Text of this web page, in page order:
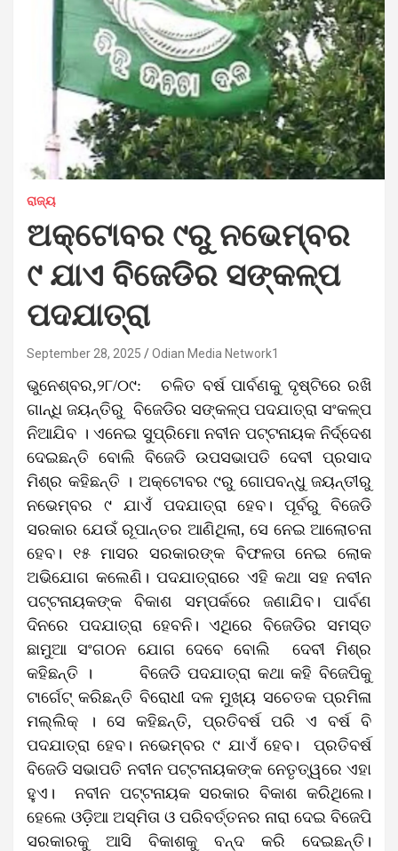
ରାଜ୍ୟ
ଅକ୍ଟୋବର ୯ରୁ ନଭେମ୍ବର
୯ ଯାଏ ବିଜେଡିର ସଙ୍କଳ୍ପ
ପଦଯାତ୍ରା
September 28, 2025 Odian Media Network1
ଭୁନେଶ୍ବର,୨୮/୦୯:
ଚଳିତ ବର୍ଷ ପାର୍ବଣକୁ ଦୃଷ୍ଟିରେ ରଖି
ଗାନ୍ଧି ଜୟନ୍ତିରୁ ବିଜେଡିର ସଙ୍କଳ୍ପ ପଦଯାତ୍ରା ସଂକଳ୍ପ
ନିଆଯିବ । ଏନେଇ ସୁପ୍ରିମୋ ନବୀନ ପଟ୍ଟନାୟକ ନିର୍ଦ୍ଦେଶ
ଦେଇଛନ୍ତି ବୋଲି ବିଜେଡି ଉପସଭାପତି ଦେବୀ ପ୍ରସାଦ
ମିଶ୍ର କହିଛନ୍ତି । ଅକ୍ଟୋବର ୯ରୁ ଗୋପବନ୍ଧୁ ଜୟନ୍ତୀରୁ
ନଭେମ୍ବର ୯ ଯାଏଁ ପଦଯାତ୍ରା ହେବ। ପୂର୍ବରୁ ବିଜେଡି
ସରକାର ଯେଉଁ ରୂପାନ୍ତର ଆଣିଥିଲା, ସେ ନେଇ ଆଲୋଚନା
ହେବ। ୧୫ ମାସର ସରକାରଙ୍କ ବିଫଳତା ନେଇ ଲୋକ
ଅଭିଯୋଗ କଲେଣି। ପଦଯାତ୍ରାରେ ଏହି କଥା ସହ ନବୀନ
ପଟ୍ଟନାୟକଙ୍କ ବିକାଶ ସମ୍ପର୍କରେ ଜଣାଯିବ। ପାର୍ବଣ
ଦିନରେ ପଦଯାତ୍ରା ହେବନି। ଏଥିରେ ବିଜେଡିର ସମସ୍ତ
ଛାମୁଆ ସଂଗଠନ ଯୋଗ ଦେବେ ବୋଲି ଦେବୀ ମିଶ୍ର
କହିଛନ୍ତି ।ବିଜେଡି ପଦଯାତ୍ରା କଥା କହି ବିଜେପିକୁ
ଟାର୍ଗେଟ୍ କରିଛନ୍ତି ବିରୋଧୀ ଦଳ ମୁଖ୍ୟ ସଚେତକ ପ୍ରମିଳା
ମଲ୍ଲିକ୍ । ସେ କହିଛନ୍ତି, ପ୍ରତିବର୍ଷ ପରି ଏ ବର୍ଷ ବି
ପଦଯାତ୍ରା ହେବ। ନଭେମ୍ବର ୯ ଯାଏଁ ହେବ। ପ୍ରତିବର୍ଷ
ବିଜେଡି ସଭାପତି ନବୀନ ପଟ୍ଟନାୟକଙ୍କ ନେତୃତ୍ୱରେ ଏହା
ହୁଏ। ନବୀନ ପଟ୍ଟନାୟକ ସରକାର ବିକାଶ କରିଥିଲେ।
ହେଲେ ଓଡ଼ିଆ ଅସ୍ମିତା ଓ ପରିବର୍ତ୍ତନର ନାରା ଦେଇ ବିଜେପି
ସରକାରକୁ ଆସି ବିକାଶକୁ ବନ୍ଦ କରି ଦେଇଛନ୍ତି।